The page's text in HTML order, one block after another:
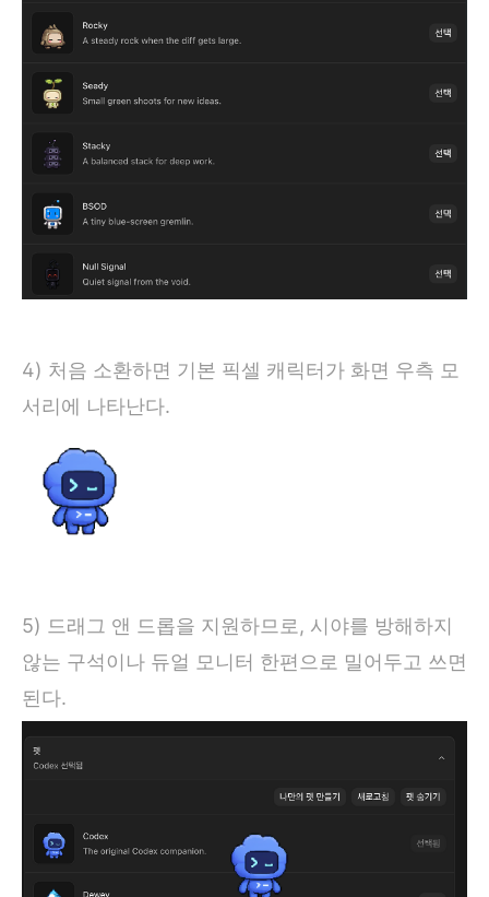
4) 처음 소환하면 기본 픽셀 캐릭터가 화면 우측 모
서리에 나타난다.
5) 드래그 앤 드롭을 지원하므로, 시야를 방해하지
않는 구석이나 듀얼 모니터 한편으로 밀어두고 쓰면
된다.